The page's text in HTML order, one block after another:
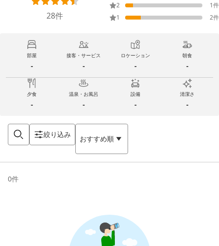
28件
2
1件
1
2件
部屋
-
接客・サービス
-
ロケーション
-
朝食
-
夕食
-
温泉・お風呂
-
設備
-
清潔さ
-
絞り込み おすすめ順
0件